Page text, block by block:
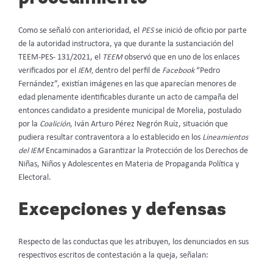
Como se señaló con anterioridad, el PESse inició de oficio por parte
de la autoridad instructora, ya que durante la sustanciación del
TEEM-PES- 131/2021, el
TEEMobservó que en uno de los enlaces
verificados por el IEM, dentro del perfil de Facebook “Pedro
Fernández”, existían imágenes en las que aparecían menores de
edad plenamente identificables durante un acto de campaña del
entonces candidato a presidente municipal de Morelia, postulado
por la Coalición, Iván Arturo Pérez Negrón Ruíz, situación que
pudiera resultar contraventora a lo establecido en los Lineamientos
del IEM Encaminados a Garantizar la Protección de los Derechos de
Niñas, Niños y Adolescentes en Materia de Propaganda Política y
Electoral.
Excepciones y defensas
Respecto de las conductas que les atribuyen, los denunciados en sus
respectivos escritos de contestación a la queja, señalan: